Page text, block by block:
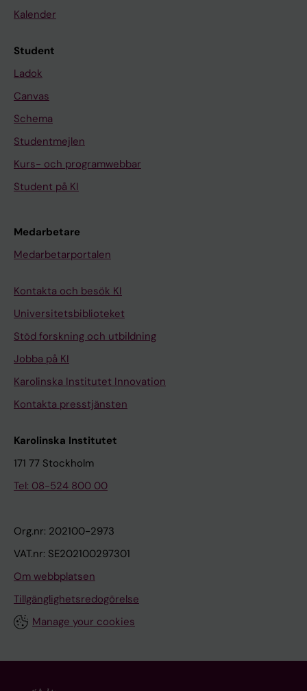
Kalender
Student
Ladok
Canvas
Schema
Studentmejlen
Kurs- och programwebbar
Student på KI
Medarbetare
Medarbetarportalen
Kontakta och besök KI
Universitetsbiblioteket
Stöd forskning och utbildning
Jobba på KI
Karolinska Institutet Innovation
Kontakta presstjänsten
Karolinska Institutet
171 77 Stockholm
Tel: 08-524 800 00
Org.nr: 202100-2973
VAT.nr: SE202100297301
Om webbplatsen
Tillgänglighetsredogörelse
Manage your cookies